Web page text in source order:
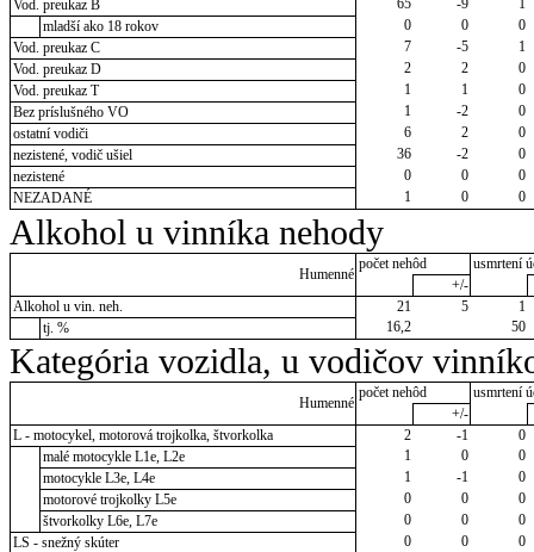
Vod. preukaz B
65 -9
1
mladší ako 18 rokov
0 0
0
Vod. preukaz C
7 -5
1
Vod. preukaz D
2 2
0
Vod. preukaz T
1 1
0
Bez príslušného VO
1 -2
0
ostatní vodiči
6 2
0
nezistené, vodič ušiel
36 -2
0
nezistené
0 0
0
NEZADANÉ
1 0 0
Alkohol u vinníka nehody
Humenné
počet nehôd
usmrtení
+/-
Alkohol u vin. neh.
21 5
1
tj. %
16,2 50
Kategória vozidla, u vodičov
Humenné
počet nehôd
usmrtení
+/-
L - motocykel, motorová trojkolka, štvorkolka
2 -1
0
malé motocykle L1e, L2e
1 0
0
motocykle L3e, L4e
1 -1
0
motorové trojkolky L5e
0 0
0
štvorkolky L6e, L7e
0 0
0
LS - snežný skúter
0 0
0